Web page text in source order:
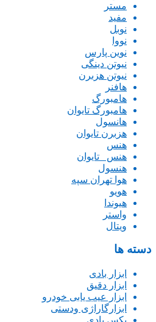
مستر
مفید
نوبل
نووا
نوین پارس
نیوتن دینگی
نیوتن هزبرن
هافنر
هامبورگ
هامبورگ تایوان
هانسول
هزبرن تایوان
هنس
هنس _تایوان
هنسول
هوا تهران سپه
هویو
هیوندا
واستر
ویتال
دسته ها
ابزار بادی
ابزار دقیق
ابزار عیب یابی خودرو
ابزارگاراژی ودستی
بکس بادی